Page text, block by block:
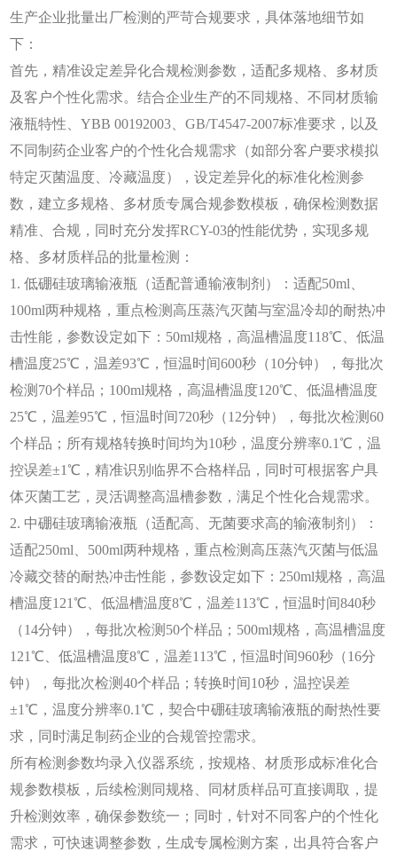
生产企业批量出厂检测的严苛合规要求，具体落地细节如
下：
首先，精准设定差异化合规检测参数，适配多规格、多材质
及客户个性化需求。结合企业生产的不同规格、不同材质输
液瓶特性、YBB 00192003、GB/T4547-2007标准要求，以及
不同制药企业客户的个性化合规需求（如部分客户要求模拟
特定灭菌温度、冷藏温度），设定差异化的标准化检测参
数，建立多规格、多材质专属合规参数模板，确保检测数据
精准、合规，同时充分发挥RCY-03的性能优势，实现多规
格、多材质样品的批量检测：
1. 低硼硅玻璃输液瓶（适配普通输液制剂）：适配50ml、
100ml两种规格，重点检测高压蒸汽灭菌与室温冷却的耐热冲
击性能，参数设定如下：50ml规格，高温槽温度118℃、低温
槽温度25℃，温差93℃，恒温时间600秒（10分钟），每批次
检测70个样品；100ml规格，高温槽温度120℃、低温槽温度
25℃，温差95℃，恒温时间720秒（12分钟），每批次检测60
个样品；所有规格转换时间均为10秒，温度分辨率0.1℃，温
控误差±1℃，精准识别临界不合格样品，同时可根据客户具
体灭菌工艺，灵活调整高温槽参数，满足个性化合规需求。
2. 中硼硅玻璃输液瓶（适配高、无菌要求高的输液制剂）：
适配250ml、500ml两种规格，重点检测高压蒸汽灭菌与低温
冷藏交替的耐热冲击性能，参数设定如下：250ml规格，高温
槽温度121℃、低温槽温度8℃，温差113℃，恒温时间840秒
（14分钟），每批次检测50个样品；500ml规格，高温槽温度
121℃、低温槽温度8℃，温差113℃，恒温时间960秒（16分
钟），每批次检测40个样品；转换时间10秒，温控误差
±1℃，温度分辨率0.1℃，契合中硼硅玻璃输液瓶的耐热性要
求，同时满足制药企业的合规管控需求。
所有检测参数均录入仪器系统，按规格、材质形成标准化合
规参数模板，后续检测同规格、同材质样品可直接调取，提
升检测效率，确保参数统一；同时，针对不同客户的个性化
需求，可快速调整参数，生成专属检测方案，出具符合客户